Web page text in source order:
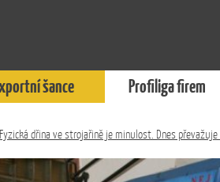
šance Profiliga firem
dřina ve strojařině je minulost. Dnes